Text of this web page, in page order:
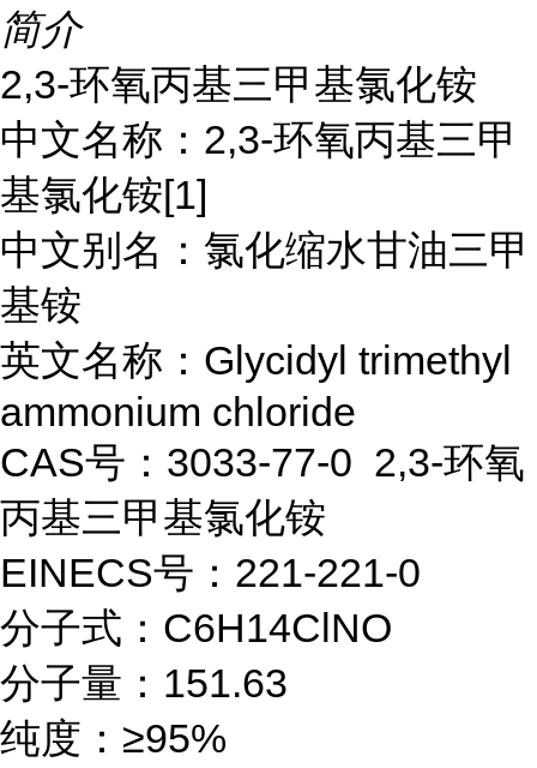
简介
2,3-环氧丙基三甲基氯化铵
中文名称：2,3-环氧丙基三甲
基氯化铵[1]
中文别名：氯化缩水甘油三甲
基铵
英文名称：Glycidyl trimethyl
ammonium chloride
CAS号：3033-77-0 2,3-环氧
丙基三甲基氯化铵
EINECS号：221-221-0
分子式：C6H14ClNO
分子量：151.63
纯度：≥95%